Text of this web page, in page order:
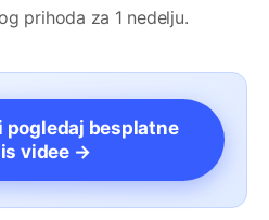
prihoda za 1 nedelju.
pogledaj besplatne
videe →